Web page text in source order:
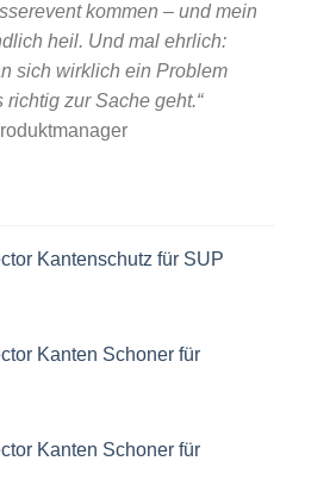
kommen – und mein
heil. Und mal ehrlich:
sich wirklich ein Problem
richtig zur Sache geht.“